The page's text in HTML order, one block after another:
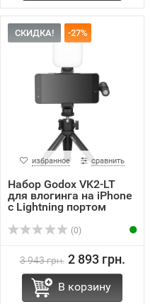
СКИДКА! -27%
избранное сравнить
Набор Godox VK2-LT
для влогинга на iPhone
с Lightning портом
(0)
3 943 грн. 2 893 грн.
В корзину